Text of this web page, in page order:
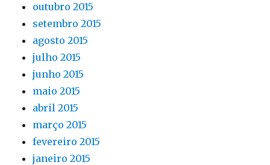
outubro 2015
setembro 2015
agosto 2015
julho 2015
junho 2015
maio 2015
abril 2015
março 2015
fevereiro 2015
janeiro 2015